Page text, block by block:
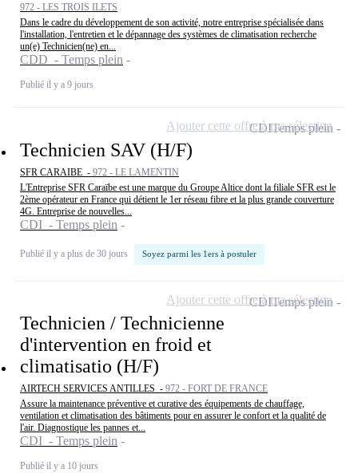
972 - LES TROIS ILETS
Dans le cadre du développement de son activité, notre entreprise spécialisée dans
l'installation, l'entretien et le dépannage des systèmes de climatisation recherche
un(e) Technicien(ne) en...
CDD - Temps plein
Publié il y a 9 jours
Technicien SAV (H/F)
SFR CARAIBE - 972 - LE LAMENTIN
L'Entreprise SFR Caraïbe est une marque du Groupe Altice dont la filiale SFR est le
2ème opérateur en France qui détient le 1er réseau fibre et la plus grande couverture
4G. Entreprise de nouvelles...
CDI - Temps plein
Publié il y a plus de 30 jours Soyez parmi les 1ers à postuler
CDITemps plein
Ajouter cette offre à ma sélection
Technicien / Technicienne
d'intervention en froid et
climatisatio (H/F)
AIRTECH SERVICES ANTILLES - 972 - FORT DE FRANCE
Assure la maintenance préventive et curative des équipements de chauffage,
ventilation et climatisation des bâtiments pour en assurer le confort et la qualité de
l'air. Diagnostique les pannes et...
CDI - Temps plein
Publié il y a 10 jours
CDITemps plein
Ajouter cette offre à ma sélection